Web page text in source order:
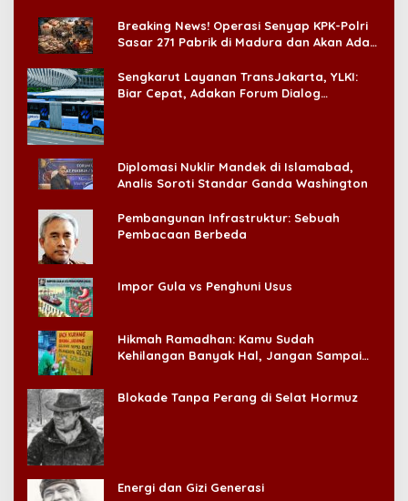
Breaking News! Operasi Senyap KPK-Polri
Sasar 271 Pabrik di Madura dan Akan Ada
Sengkarut Layanan TransJakarta, YLKI:
Biar Cepat, Adakan Forum Dialog
Diplomasi Nuklir Mandek di Islamabad,
Analis Soroti Standar Ganda Washington
Pembangunan Infrastruktur: Sebuah
Pembacaan Berbeda
Impor Gula vs Penghuni Usus
Hikmah Ramadhan: Kamu Sudah
Kehilangan Banyak Hal, Jangan Sampai
Blokade Tanpa Perang di Selat Hormuz
Energi dan Gizi Generasi